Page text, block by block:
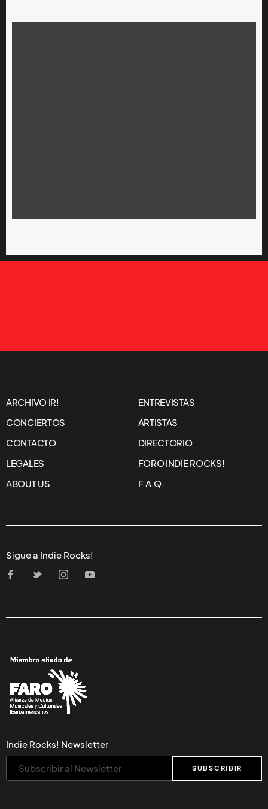
ARCHIVO IR!
ENTREVISTAS
CONCIERTOS
ARTISTAS
CONTACTO
DIRECTORIO
LEGALES
FORO INDIE ROCKS!
ABOUT US
F.A.Q.
Sigue a Indie Rocks!
Indie Rocks! Newsletter